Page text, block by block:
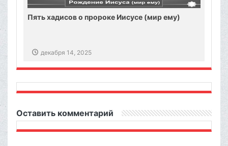
Пять хадисов о пророке Иисусе (мир ему)
декабря 14, 2025
Оставить комментарий